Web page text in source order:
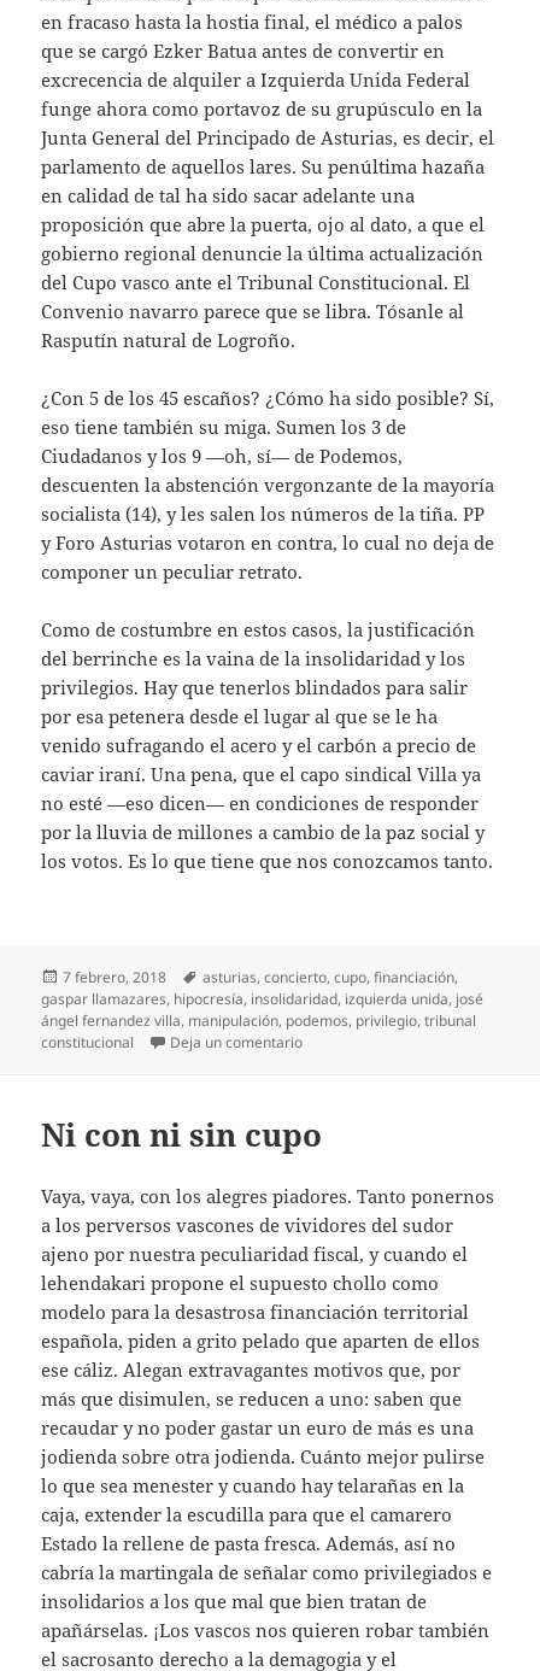
en fracaso hasta la hostia final, el médico a palos
que se cargó Ezker Batua antes de convertir en
excrecencia de alquiler a Izquierda Unida Federal
funge ahora como portavoz de su grupúsculo en la
Junta General del Principado de Asturias, es decir, el
parlamento de aquellos lares. Su penúltima hazaña
en calidad de tal ha sido sacar adelante una
proposición que abre la puerta, ojo al dato, a que el
gobierno regional denuncie la última actualización
del Cupo vasco ante el Tribunal Constitucional. El
Convenio navarro parece que se libra. Tósanle al
Rasputín natural de Logroño.
¿Con 5 de los 45 escaños? ¿Cómo ha sido posible? Sí,
eso tiene también su miga. Sumen los 3 de
Ciudadanos y los 9 —oh, sí— de Podemos,
descuenten la abstención vergonzante de la mayoría
socialista (14), y les salen los números de la tiña. PP
y Foro Asturias votaron en contra, lo cual no deja de
componer un peculiar retrato.
Como de costumbre en estos casos, la justificación
del berrinche es la vaina de la insolidaridad y los
privilegios. Hay que tenerlos blindados para salir
por esa petenera desde el lugar al que se le ha
venido sufragando el acero y el carbón a precio de
caviar iraní. Una pena, que el capo sindical Villa ya
no esté —eso dicen— en condiciones de responder
por la lluvia de millones a cambio de la paz social y
los votos. Es lo que tiene que nos conozcamos tanto.
Publicado
el
7 febrero, 2018 Etiquetas
asturias,concierto,cupo,financiación,
gaspar llamazares, hipocresía, insolidaridad, izquierda unida, josé
ángel fernandez villa, manipulación, podemos, privilegio,tribunal
constitucional
Deja un comentarioen Gaspar contra el Cupo
Ni con ni sin cupo
Vaya, vaya, con los alegres piadores. Tanto ponernos
a los perversos vascones de vividores del sudor
ajeno por nuestra peculiaridad fiscal, y cuando el
lehendakari propone el supuesto chollo como
modelo para la desastrosa financiación territorial
española, piden a grito pelado que aparten de ellos
ese cáliz. Alegan extravagantes motivos que, por
más que disimulen, se reducen a uno: saben que
recaudar y no poder gastar un euro de más es una
jodienda sobre otra jodienda. Cuánto mejor pulirse
lo que sea menester y cuando hay telarañas en la
caja, extender la escudilla para que el camarero
Estado la rellene de pasta fresca. Además, así no
cabría la martingala de señalar como privilegiados e
insolidarios a los que mal que bien tratan de
apañárselas. ¡Los vascos nos quieren robar también
el sacrosanto derecho a la demagogia y el